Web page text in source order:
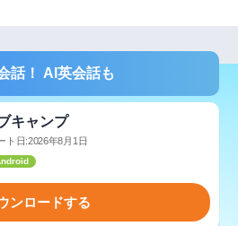
話！ AI英会話も
キャンプ
ト日:2026年8月1日
ンロードする